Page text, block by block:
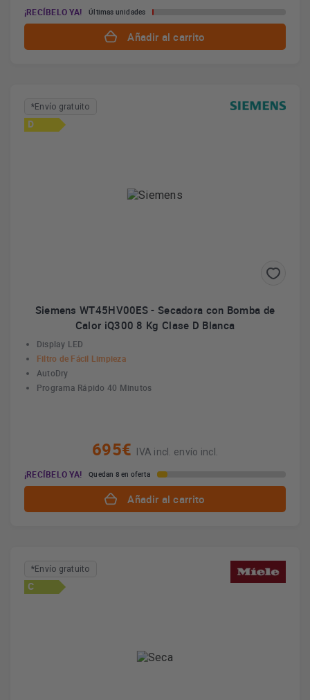
¡RECÍBELO YA! Últimas unidades
Añadir al carrito
*Envío gratuito
D
Siemens WT45HV00ES - Secadora con Bomba de
Calor iQ300 8 Kg Clase D Blanca
Display LED
Filtro de Fácil Limpieza
AutoDry
Programa Rápido 40 Minutos
695€
IVA incl. envío incl.
¡RECÍBELO YA!
Quedan 8 en oferta
Añadir al carrito
*Envío gratuito
C